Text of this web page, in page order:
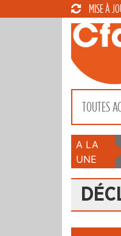
MISE À
TOUTES
A LA
UNE